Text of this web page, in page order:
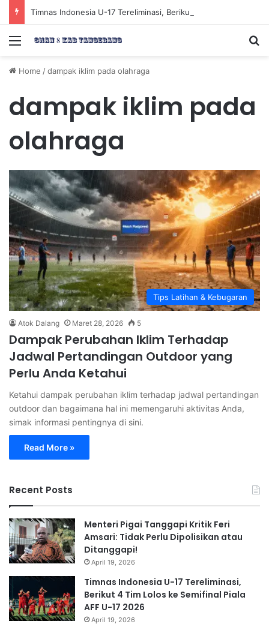
Menu
Home /dampak iklim pada olahraga
dampak iklim pada
olahraga
Tips Latihan & Kebugaran
Atok Dalang Maret 28, 2026 5
Dampak Perubahan Iklim Terhadap
Jadwal Pertandingan Outdoor yang
Perlu Anda Ketahui
Ketahui dampak perubahan iklim terhadap jadwal pertandingan
outdoor dan bagaimana hal ini memengaruhi aktivitas Anda,
simak informasi pentingnya di sini.
Read More »
Recent Posts
Menteri Pigai Tanggapi Kritik Feri
Amsari: Tidak Perlu Dipolisikan atau
Ditanggapi!
April 19, 2026
Timnas Indonesia U-17 Tereliminasi,
Berikut 4 Tim Lolos ke Semifinal Piala
AFF U-17 2026
April 19, 2026